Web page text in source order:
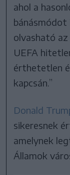
ahol a
bánásmódot
olvasható az
UEFA
érthetetlen
kapcsán.”
Donald
sikeresnek
amelynek
Államok